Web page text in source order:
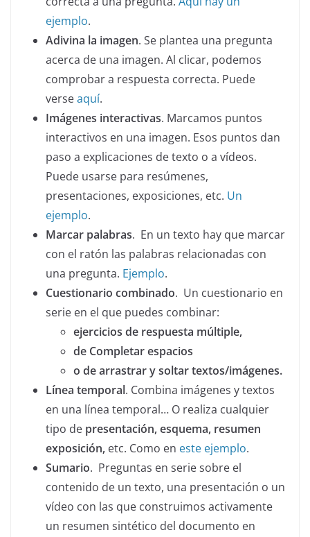
ejemplo.
Adivina la imagen. Se plantea una pregunta
acerca de una imagen. Al clicar, podemos
comprobar a respuesta correcta. Puede
verseaquí.
Imágenes interactivas. Marcamos puntos
interactivos en una imagen. Esos puntos dan
paso a explicaciones de texto o a vídeos.
Puede usarse para resúmenes,
presentaciones, exposiciones, etc. Un
ejemplo.
Marcar palabras. En un texto hay que marcar
con el ratón las palabras relacionadas con
una pregunta. Ejemplo.
Cuestionario combinado. Un cuestionario en
serie en el que puedes combinar:
ejercicios de respuesta múltiple,
de Completar espacios
o de arrastrar y soltar textos/imágenes.
Línea temporal. Combina imágenes y textos
en una línea temporal… O realiza cualquier
tipo de presentación, esquema, resumen
exposición, etc. Como en este ejemplo.
Sumario. Preguntas en serie sobre el
contenido de un texto, una presentación o un
vídeo con las que construimos activamente
un resumen sintético del documento en